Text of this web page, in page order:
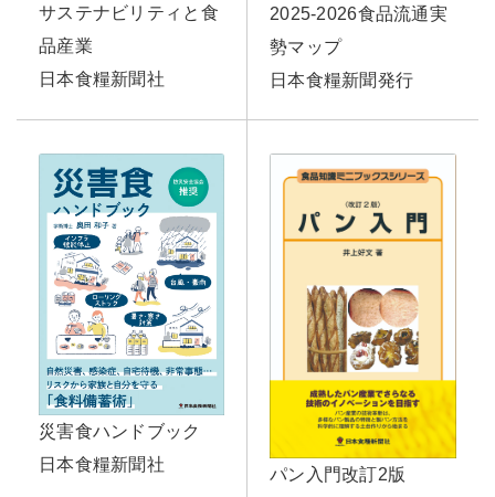
サステナビリティと食
品産業
日本食糧新聞社
2025-2026食品流通実
勢マップ
日本食糧新聞発行
災害食ハンドブック
日本食糧新聞社
パン入門改訂2版